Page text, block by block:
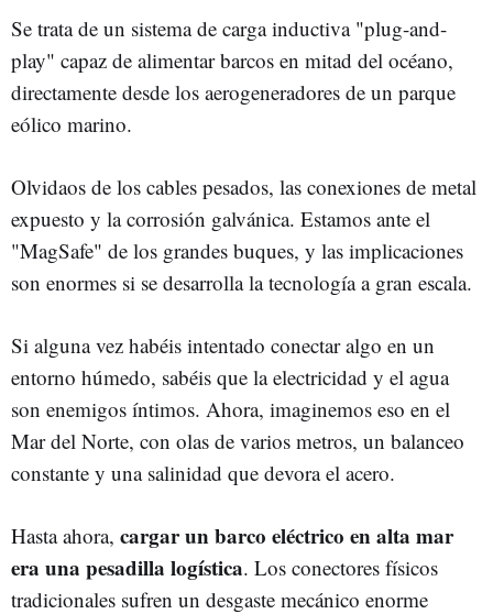
Se trata de un sistema de carga inductiva "plug-and-
play" capaz de alimentar barcos en mitad del océano,
directamente desde los aerogeneradores de un parque
eólico marino.
Olvidaos de los cables pesados, las conexiones de metal
expuesto y la corrosión galvánica. Estamos ante el
"MagSafe" de los grandes buques, y las implicaciones
son enormes si se desarrolla la tecnología a gran escala.
Si alguna vez habéis intentado conectar algo en un
entorno húmedo, sabéis que la electricidad y el agua
son enemigos íntimos. Ahora, imaginemos eso en el
Mar del Norte, con olas de varios metros, un balanceo
constante y una salinidad que devora el acero.
Hasta ahora, cargar un barco eléctrico en alta mar
era una pesadilla logística. Los conectores físicos
tradicionales sufren un desgaste mecánico enorme